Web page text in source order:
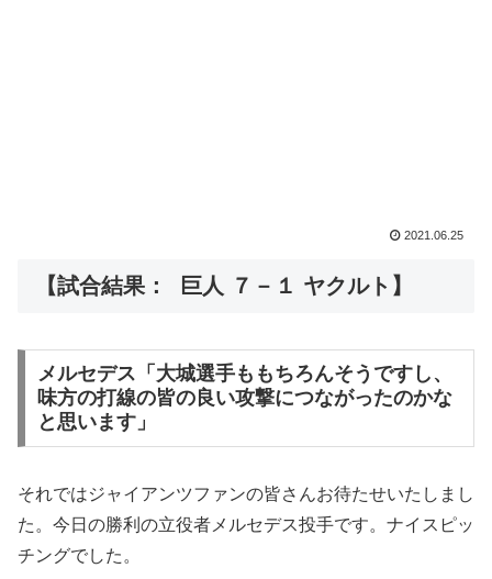
2021.06.25
【試合結果： 巨人 ７－１ ヤクルト】
メルセデス「大城選手ももちろんそうですし、
味方の打線の皆の良い攻撃につながったのかな
と思います」
それではジャイアンツファンの皆さんお待たせいたしまし
た。今日の勝利の立役者メルセデス投手です。ナイスピッ
チングでした。